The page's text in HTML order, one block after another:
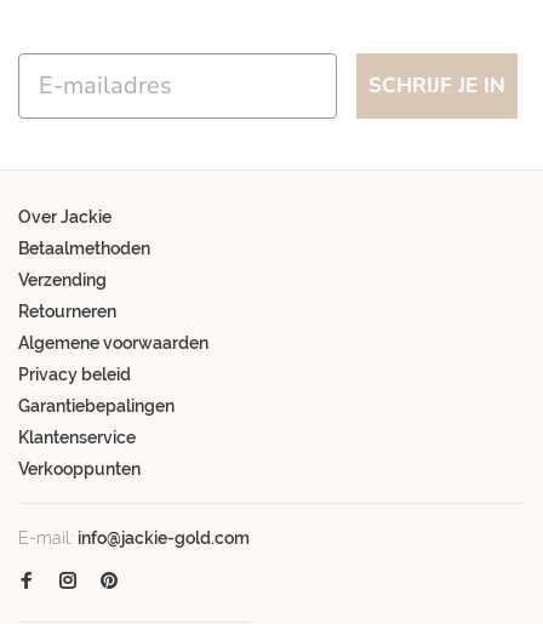
Email
SCHRIJF JE IN
Over Jackie
Betaalmethoden
Verzending
Retourneren
Algemene voorwaarden
Privacy beleid
Garantiebepalingen
Klantenservice
Verkooppunten
E-mail: info@jackie-gold.com